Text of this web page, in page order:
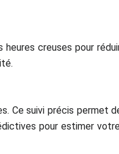
creuses pour
Ce suivi précis permet
pour estimer